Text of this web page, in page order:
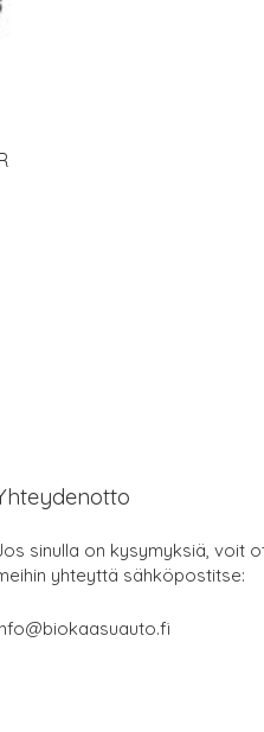
sinulla on kysymyksiä, voit
yhteyttä sähköpostitse: